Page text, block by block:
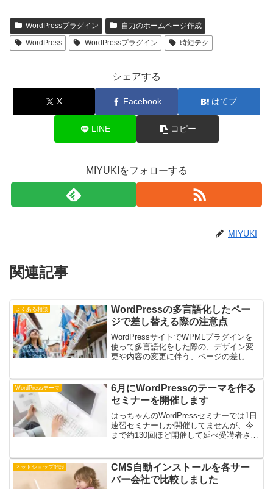
WordPressプラグイン
自力のホームページ作成
WordPress
WordPressプラグイン 時短テク
シェアする
X Facebook はてブ
LINE コピー
MIYUKIをフォローする
MIYUKI
関連記事
よくある相談
WordPressの多言語化したペー
ジで差し替える際の注意点
WordPressサイトでWPMLプラグインを
使って多言語化をした際の、デザイン変
更や内容の変更に伴う、ページの差し替
ンをキャンペーン中でお得に導入できま
すよリンガル...
WordPressテーマ
6月にWordPressのテーマを作る
セミナーを開催します
はっちゃんのWordPressセミナーでは1日
速習セミナーしか開催してませんが、今
まで約130回ほど開催して延べ受講者さん
からのご要望でWordPressのテーマ作...
ネットショップ開設
CMS自動インストールを各サー
バー会社で比較しました